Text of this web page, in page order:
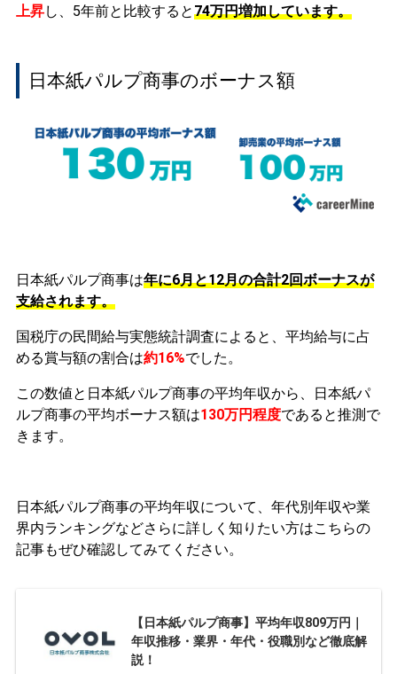
上昇し、5年前と比較すると74万円増加しています。
日本紙パルプ商事のボーナス額
日本紙パルプ商事は年に6月と12月の合計2回ボーナスが
支給されます。
国税庁の民間給与実態統計調査によると、平均給与に占
める賞与額の割合は約16%でした。
この数値と日本紙パルプ商事の平均年収から、日本紙パ
ルプ商事の平均ボーナス額は130万円程度であると推測で
きます。
日本紙パルプ商事の平均年収について、年代別年収や業
界内ランキングなどさらに詳しく知りたい方はこちらの
記事もぜひ確認してみてください。
【日本紙パルプ商事】平均年収809万円｜
年収推移・業界・年代・役職別など徹底解
説！